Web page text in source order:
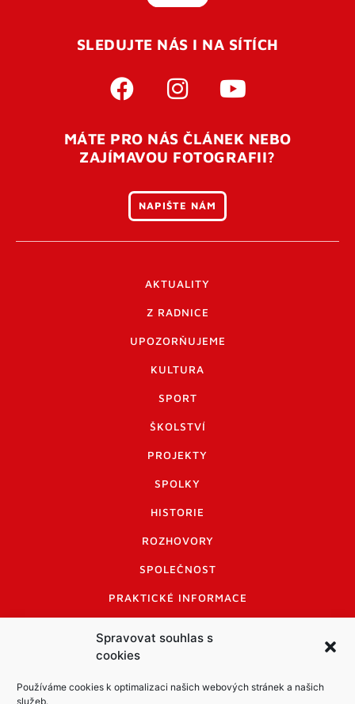
Spravovat souhlas s
cookies
Používáme cookies k optimalizaci našich webových stránek a našich
služeb.
Pro úspěšné dokončení registrace je potřeba
vaší e-mailovouadresu. Po úspěšném odeslání
otevření tohoto odkazu se váš účet ověří a můžete se
přihlásit. Nezapomeňte zkontrolovat složku SPAM ve
SLEDUJTE NÁS I NA SÍTÍCH
MÁTE PRO NÁS ČLÁNEK NEBO
ZAJÍMAVOU FOTOGRAFII?
NAPIŠTE NÁM
AKTUALITY
Z RADNICE
UPOZORŇUJEME
KULTURA
SPORT
ŠKOLSTVÍ
PROJEKTY
SPOLKY
HISTORIE
ROZHOVORY
SPOLEČNOST
PRAKTICKÉ INFORMACE
INFORMACE A KODEX DISKUTUJÍCÍCH
LOGO A LOGO MANUÁL